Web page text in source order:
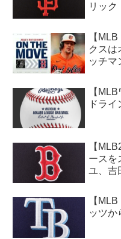
リック
【
クスは
ッチマ
【
ドラ
【
ースを
ユ、吉
【
ッツか